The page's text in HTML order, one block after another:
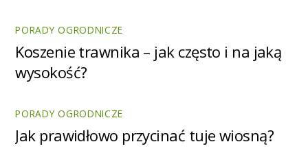
PORADY OGRODNICZE
Koszenie trawnika – jak często i na jaką
wysokość?
PORADY OGRODNICZE
Jak prawidłowo przycinać tuje wiosną?